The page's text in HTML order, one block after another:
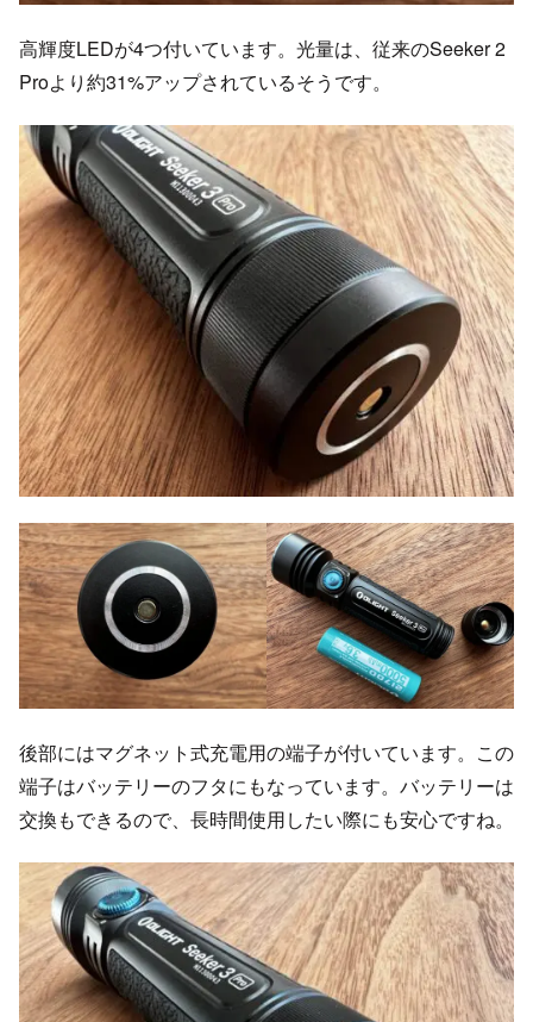
高輝度LEDが4つ付いています。光量は、従来のSeeker 2
Proより約31%アップされているそうです。
後部にはマグネット式充電用の端子が付いています。この
端子はバッテリーのフタにもなっています。バッテリーは
交換もできるので、長時間使用したい際にも安心ですね。